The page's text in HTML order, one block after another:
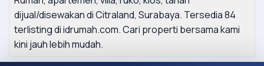
dijual/disewakan di Citraland, Surabaya. Tersedia 84
terlisting di idrumah.com. Cari properti bersama kami
kini jauh lebih mudah.